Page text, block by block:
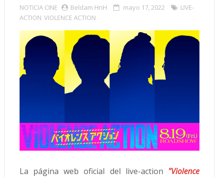
NOTICIA CINE Beldam HnH mayo 17, 2022
LIVE-
ACTION VIOLENCE ACTION
La página web oficial del live-action "Violence